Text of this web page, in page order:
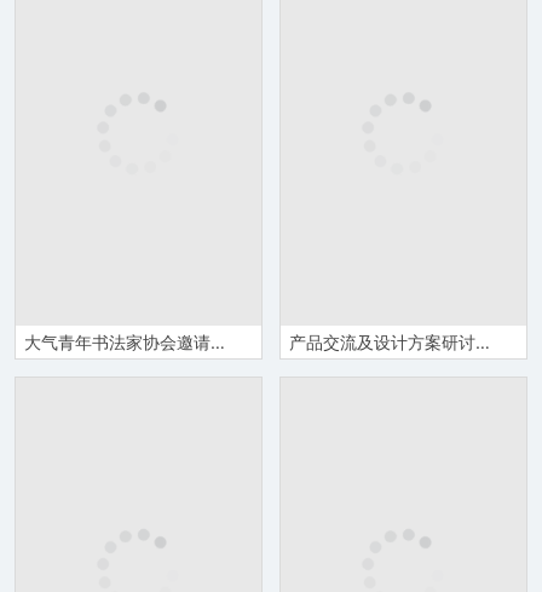
大气青年书法家协会邀请函Word模板 产品交流及设计方案研讨会邀请函Word模板